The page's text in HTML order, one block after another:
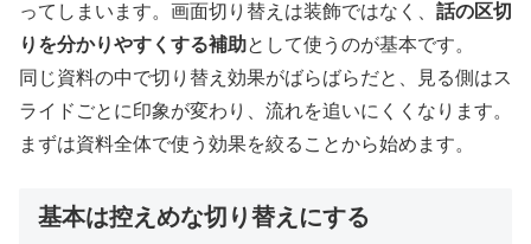
ってしまいます。画面切り替えは装飾ではなく、 話の区切
りを分かりやすくする補助として使うのが基本です。
同じ資料の中で切り替え効果がばらばらだと、見る側はス
ライドごとに印象が変わり、流れを追いにくくなります。
まずは資料全体で使う効果を絞ることから始めます。
基本は控えめな切り替えにする